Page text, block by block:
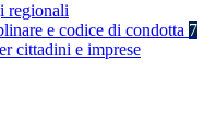
regionali
e codice di condotta 7
cittadini e imprese